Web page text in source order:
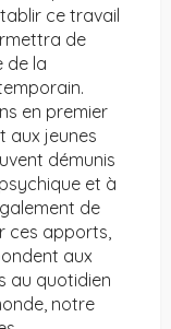
ce travail
de
de la
en premier
aux jeunes
démunis
et à
de
ces apports,
aux
au quotidien
notre